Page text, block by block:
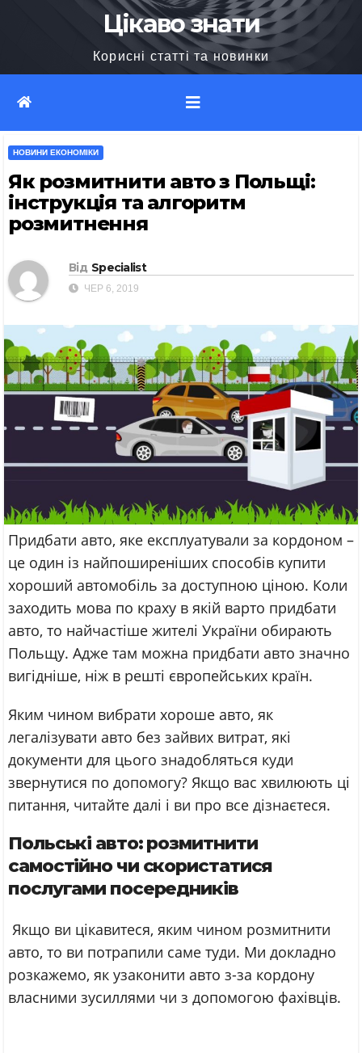
Цікаво знати
Корисні статті та новинки
НОВИНИ ЕКОНОМІКИ
Як розмитнити авто з Польщі:
інструкція та алгоритм
розмитнення
Від Specialist
ЧЕР 6, 2019
Придбати авто, яке експлуатували за кордоном –
це один із найпоширеніших способів купити
хороший автомобіль за доступною ціною. Коли
заходить мова по краху в якій варто придбати
авто, то найчастіше жителі України обирають
Польщу. Адже там можна придбати авто значно
вигідніше, ніж в решті європейських країн.
Яким чином вибрати хороше авто, як
легалізувати авто без зайвих витрат, які
документи для цього знадобляться куди
звернутися по допомогу? Якщо вас хвилюють ці
питання, читайте далі і ви про все дізнаєтеся.
Польські авто: розмитнити
самостійно чи скористатися
послугами посередників
Якщо ви цікавитеся, яким чином розмитнити
авто, то ви потрапили саме туди. Ми докладно
розкажемо, як узаконити авто з-за кордону
власними зусиллями чи з допомогою фахівців.